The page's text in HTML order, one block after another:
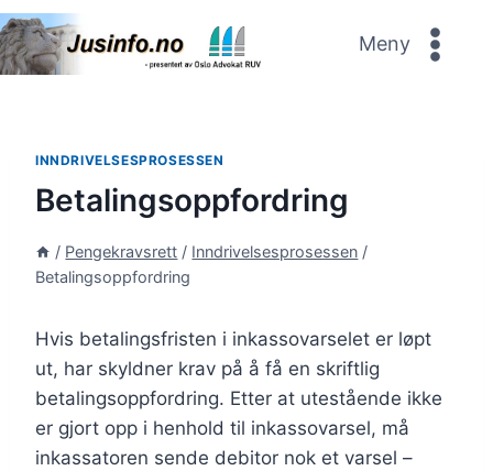
Skip
to
content
Meny
INNDRIVELSESPROSESSEN
Betalingsoppfordring
/ Pengekravsrett / Inndrivelsesprosessen /
Betalingsoppfordring
Hvis betalingsfristen i inkassovarselet er løpt
ut, har skyldner krav på å få en skriftlig
betalingsoppfordring. Etter at utestående ikke
er gjort opp i henhold til inkassovarsel, må
inkassatoren sende debitor nok et varsel –